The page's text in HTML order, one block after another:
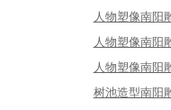
人物塑像南阳
人物塑像南阳
人物塑像南阳
树池造型南阳